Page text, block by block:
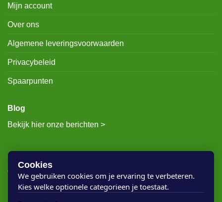
Mijn account
Over ons
Algemene leveringsvoorwaarden
Privacybeleid
Spaarpunten
Blog
Bekijk hier onze berichten >
Rigostep Skylt
Cookies
We gebruiken cookies om je ervaring te verbeteren.
Kies welke optionele categorieen je toestaat.